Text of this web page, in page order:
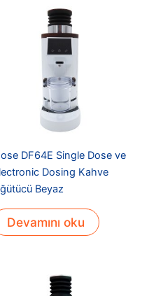
DF64E Single Dose ve
Dosing Kahve
Beyaz
Devamını oku